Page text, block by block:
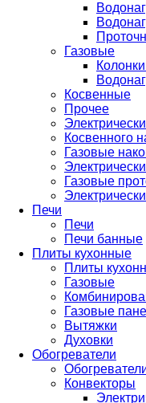
Газовые
Косвенные
Прочее
Косвенного
Газовые
Газовые
Печи
Печи
Печи банные
Плиты кухонные
Плиты
Газовые
Газовые
Вытяжки
Духовки
Обогреватели
Конвекторы